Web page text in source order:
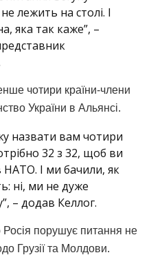
лежить на столі. І
яка так каже”, –
чотири країни-члени
України в Альянсі.
назвати вам чотири
32 з 32, щоб ви
НАТО. І ми бачили, як
ні, ми не дуже
– додав Келлог.
порушує питання не
Грузії та Молдови.